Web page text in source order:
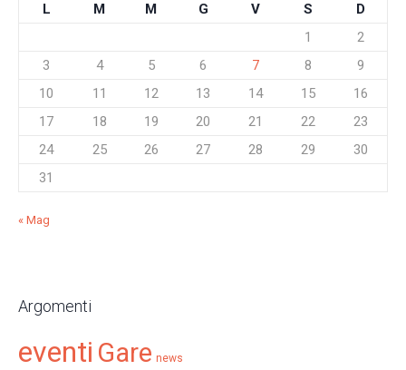
L M M G V S
D
1
2
3
4 5 6 7 8
9
10
11 12 13 14 15
16
17
18 19 20 21 22
23
24
25 26 27 28 29
30
31
« Mag
Argomenti
eventi Gare news